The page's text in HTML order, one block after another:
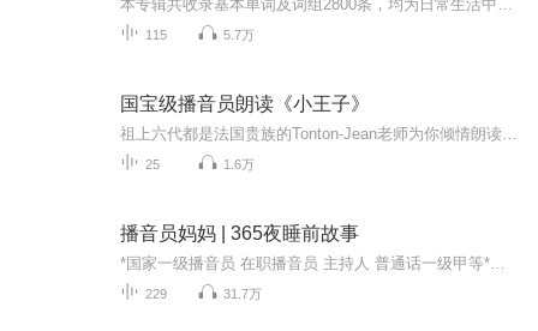
115 5.7万
国宝级播音员朗读《小王子》
25 1.6万
播音员妈妈 | 365夜睡前故事
229 31.7万